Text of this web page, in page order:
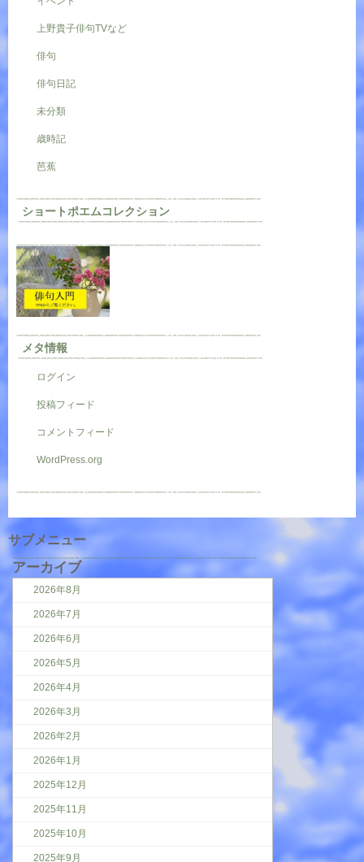
上野貴子俳句TVなど
俳句
俳句日記
未分類
歳時記
芭蕉
ショートポエムコレクション
メタ情報
ログイン
投稿フィード
コメントフィード
WordPress.org
サブメニュー
アーカイブ
2026年8月
2026年7月
2026年6月
2026年5月
2026年4月
2026年3月
2026年2月
2026年1月
2025年12月
2025年11月
2025年10月
2025年9月